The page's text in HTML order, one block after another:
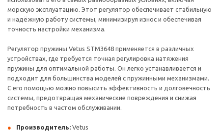
морскую эксплуатацию. Этот регулятор обеспечивает стабильную
и надёжную работу системы, минимизируя износ и обеспечивая
точность настройки механизма.
Регулятор пружины Vetus STM3648 применяется в различных
устройствах, где требуется точная регулировка натяжения
пружины для оптимальной работы. Он легко устанавливается и
подходит для большинства моделей с пружинными механизмами.
С его помощью можно повысить эффективность и долговечность
системы, предотвращая механические повреждения и снижая
потребность в частом обслуживании.
Производитель: Vetus